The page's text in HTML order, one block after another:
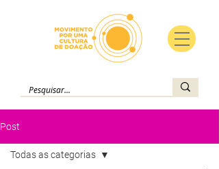
Post
Todas as categorias